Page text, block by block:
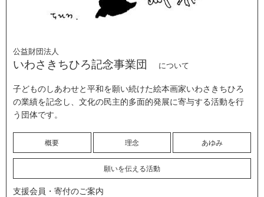
公益財団法人
いわさきちひろ記念事業団 について
子どものしあわせと平和を願い続けた絵本画家いわさきちひろ
の業績を記念し、文化の民主的多面的発展に寄与する活動を行
う団体です。
概要 理念 あゆみ
願いを伝える活動
支援会員・寄付のご案内